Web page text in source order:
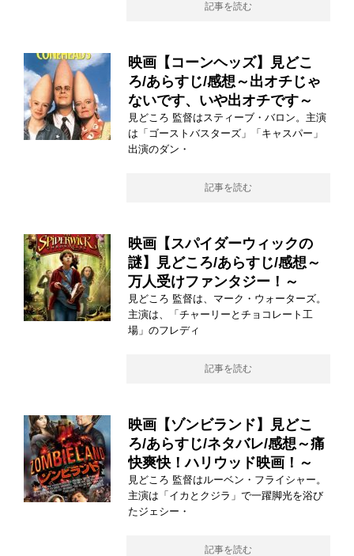
記事を読む
映画【コーンヘッズ】見どこ
ろ/あらすじ/感想～出オチじゃ
ないです、いや出オチです～
見どころ 監督はスティーブ・バロン。主演
は「ゴーストバスターズ」「キャスパー」
出演のダン・
記事を読む
映画【スパイダーウィックの
謎】見どころ/あらすじ/感想～
万人受けファンタジー！～
見どころ 監督は、マーク・ウォーターズ。
主演は、「チャーリーとチョコレート工
場」のフレディ
記事を読む
映画【ゾンビランド】見どこ
ろ/あらすじ/ネタバレ/感想～痛
快爽快！ハリウッド映画！～
見どころ 監督はルーベン・フライシャー。
主演は「イカとクジラ」で一躍脚光を浴び
たジェシー・
記事を読む